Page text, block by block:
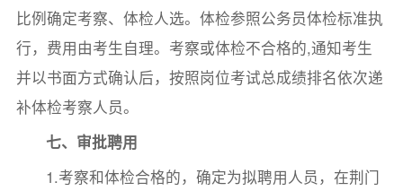
比例确定考察、体检人选。体检参照公务员体检标准执
行，费用由考生自理。考察或体检不合格的,通知考生
并以书面方式确认后，按照岗位考试总成绩排名依次递
补体检考察人员。
七、审批聘用
1.考察和体检合格的，确定为拟聘用人员，在荆门